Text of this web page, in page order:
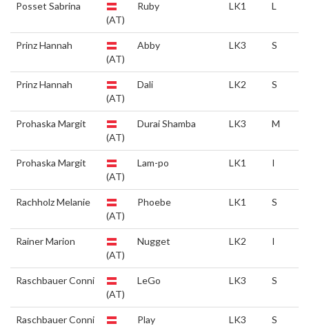
Posset Sabrina
(AT)
Ruby LK1 L
Prinz Hannah
(AT)
Abby LK3 S
Prinz Hannah
(AT)
Dali LK2 S
Prohaska Margit
(AT)
Durai Shamba LK3 M
Prohaska Margit
(AT)
Lam-po LK1 I
Rachholz Melanie
(AT)
Phoebe LK1 S
Rainer Marion
(AT)
Nugget LK2 I
Raschbauer Conni
(AT)
LeGo LK3 S
Raschbauer Conni
Play LK3 S